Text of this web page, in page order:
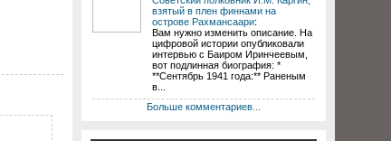
взятый в плен финнами на
острове Рахмансаари:
Вам нужно изменить описание. На
цифровой истории опубликовали
интервью с Баиром Иринчеевым,
вот подлинная биография: *
**Сентябрь 1941 года:** Раненым
в...
Больше комментариев...